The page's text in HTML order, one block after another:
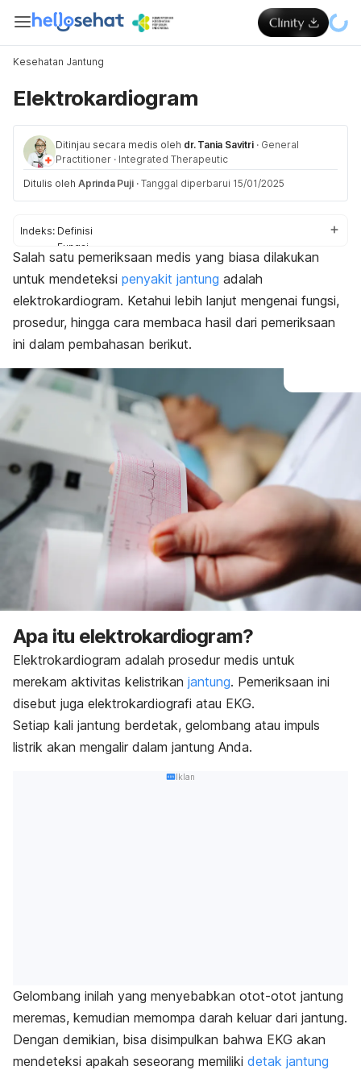
Kesehatan Jantung
Elektrokardiogram
Ditinjau secara medis oleh dr. Tania Savitri · General
Practitioner · Integrated Therapeutic
Ditulis oleh Aprinda Puji · Tanggal diperbarui 15/01/2025
Indeks: Definisi
Fungsi
Jenis
Pasien
Persiapan
Prosedur
Pascaprosedur
Efek samping
Salah satu pemeriksaan medis yang biasa dilakukan
untuk mendeteksi penyakit jantung adalah
elektrokardiogram. Ketahui lebih lanjut mengenai fungsi,
prosedur, hingga cara membaca hasil dari pemeriksaan
ini dalam pembahasan berikut.
Apa itu elektrokardiogram?
Elektrokardiogram adalah prosedur medis untuk
merekam aktivitas kelistrikan jantung. Pemeriksaan ini
disebut juga elektrokardiografi atau EKG.
Setiap kali jantung berdetak, gelombang atau impuls
listrik akan mengalir dalam jantung Anda.
Iklan
Gelombang inilah yang menyebabkan otot-otot jantung
meremas, kemudian memompa darah keluar dari jantung.
Dengan demikian, bisa disimpulkan bahwa EKG akan
mendeteksi apakah seseorang memiliki detak jantung